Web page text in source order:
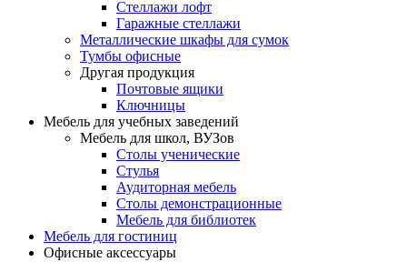
Стеллажи лофт
Гаражные стеллажи
Металлические шкафы для сумок
Тумбы офисные
Другая продукция
Почтовые ящики
Ключницы
Мебель для учебных заведений
Мебель для школ, ВУЗов
Столы ученические
Стулья
Аудиторная мебель
Столы демонстрационные
Мебель для библиотек
Мебель для гостиниц
Офисные аксессуары